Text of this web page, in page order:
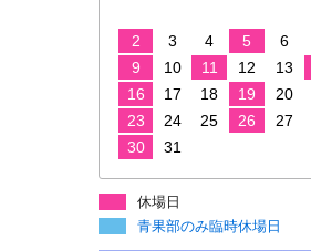
2
3 4 5 6
9
10 11 12 13
16
17 18 19 20
23
24 25 26 27
30
31
休場日
青果部のみ臨時休場日